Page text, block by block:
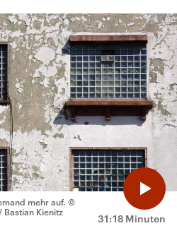
31:18 Minuten
mehr auf. ©
Kienitz